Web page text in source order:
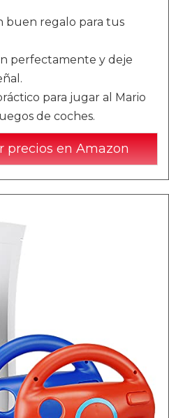
buen regalo para tus
perfectamente y deje
para jugar al Mario
de coches.
precios en Amazon